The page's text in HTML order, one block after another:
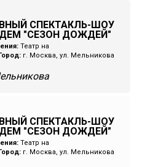
СПЕКТАКЛЬ-ШОУ
"СЕЗОН ДОЖДЕЙ"
Театр на
г. Москва, ул. Мельникова
СПЕКТАКЛЬ-ШОУ
"СЕЗОН ДОЖДЕЙ"
Театр на
г. Москва, ул. Мельникова